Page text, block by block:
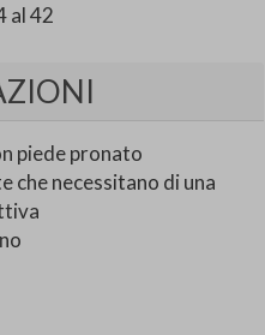
al 42
piede pronato
che necessitano di una